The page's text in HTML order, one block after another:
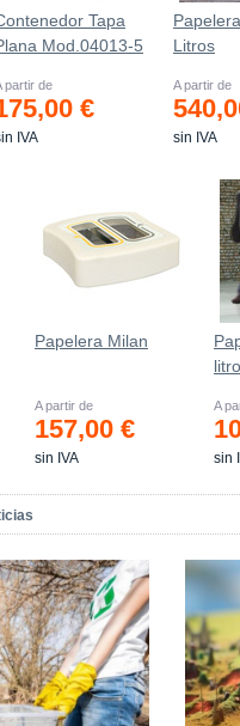
Tapa
Mod.04013-5
partir de
€
IVA
Litros
A partir de
sin IVA
Papelera Milan
A partir de
157,00 €
sin IVA
A
sin